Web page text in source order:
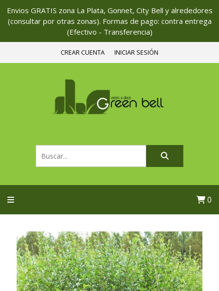
Envios GRATIS zona La Plata, Gonnet, City Bell y alrededores
(consultar por otras zonas). Formas de pago: contra entrega
(Efectivo - Transferencia)
CREAR CUENTA INICIAR SESIÓN
0